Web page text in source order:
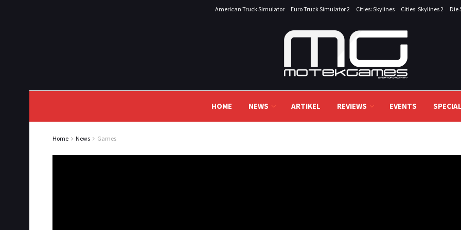
American Truck Simulator Euro Truck Simulator 2 Cities: Skylines Cities: Skylines 2 Die
HOME NEWS ARTIKEL REVIEWS EVENTS
Home News Games